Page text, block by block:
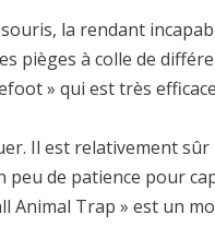
la rendant
pièges à colle de
» qui est très
Il est relativement
peu de patience pour
Trap » est un